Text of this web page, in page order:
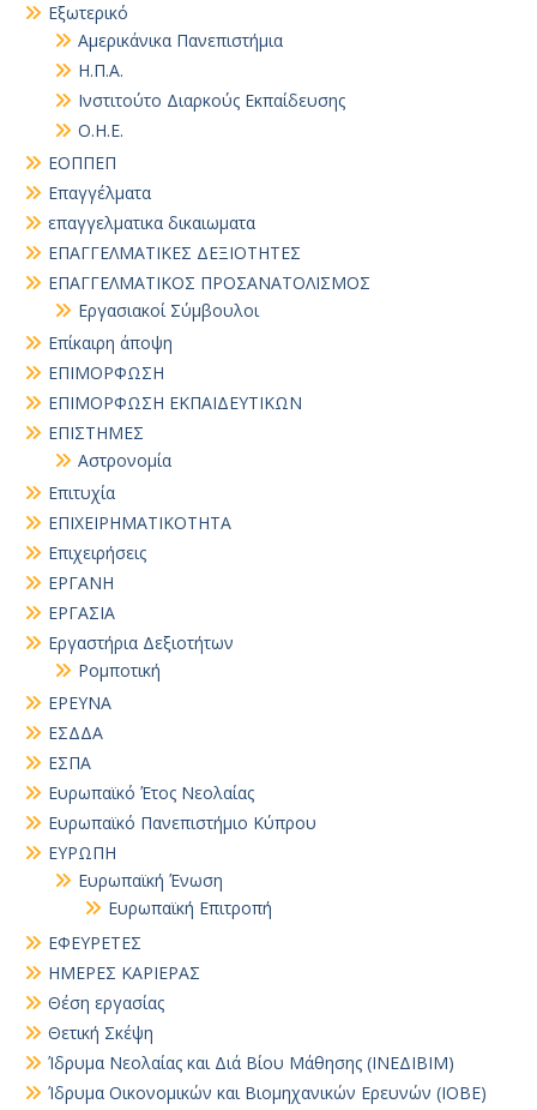
Εξωτερικό
Αμερικάνικα Πανεπιστήμια
Η.Π.Α.
Ινστιτούτο Διαρκούς Εκπαίδευσης
Ο.Η.Ε.
ΕΟΠΠΕΠ
Επαγγέλματα
επαγγελματικα δικαιωματα
ΕΠΑΓΓΕΛΜΑΤΙΚΕΣ ΔΕΞΙΟΤΗΤΕΣ
ΕΠΑΓΓΕΛΜΑΤΙΚΟΣ ΠΡΟΣΑΝΑΤΟΛΙΣΜΟΣ
Εργασιακοί Σύμβουλοι
Επίκαιρη άποψη
ΕΠΙΜΟΡΦΩΣΗ
ΕΠΙΜΟΡΦΩΣΗ ΕΚΠΑΙΔΕΥΤΙΚΩΝ
ΕΠΙΣΤΗΜΕΣ
Αστρονομία
Επιτυχία
ΕΠΙΧΕΙΡΗΜΑΤΙΚΟΤΗΤΑ
Επιχειρήσεις
ΕΡΓΑΝΗ
ΕΡΓΑΣΙΑ
Εργαστήρια Δεξιοτήτων
Ρομποτική
ΕΡΕΥΝΑ
ΕΣΔΔΑ
ΕΣΠΑ
Ευρωπαϊκό Έτος Νεολαίας
Ευρωπαϊκό Πανεπιστήμιο Κύπρου
ΕΥΡΩΠΗ
Ευρωπαϊκή Ένωση
Ευρωπαϊκή Επιτροπή
ΕΦΕΥΡΕΤΕΣ
ΗΜΕΡΕΣ ΚΑΡΙΕΡΑΣ
Θέση εργασίας
Θετική Σκέψη
Ίδρυμα Νεολαίας και Διά Βίου Μάθησης (ΙΝΕΔΙΒΙΜ)
Ίδρυμα Οικονομικών και Βιομηχανικών Ερευνών (ΙΟΒΕ)